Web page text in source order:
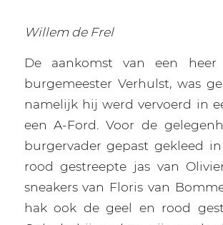
Willem de Frel
De aankomst van een heer
burgemeester Verhulst, was
namelijk hij werd vervoerd in
een A-Ford. Voor de
burgervader gepast gekleed
rood gestreepte jas van
sneakers van Floris van
hak ook de geel en rood